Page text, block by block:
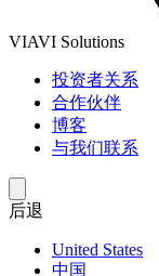
VIAVI Solutions
投资者关系
合作伙伴
博客
与我们联系
后退
United States
中国